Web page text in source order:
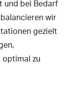
und bei Bedarf
wir
gezielt
zu